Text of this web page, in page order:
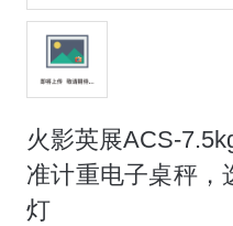
火影英展ACS-
准计重电子桌秤，
灯